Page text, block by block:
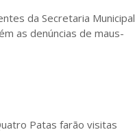
da Secretaria Municipal
as denúncias de maus-
Patas farão visitas